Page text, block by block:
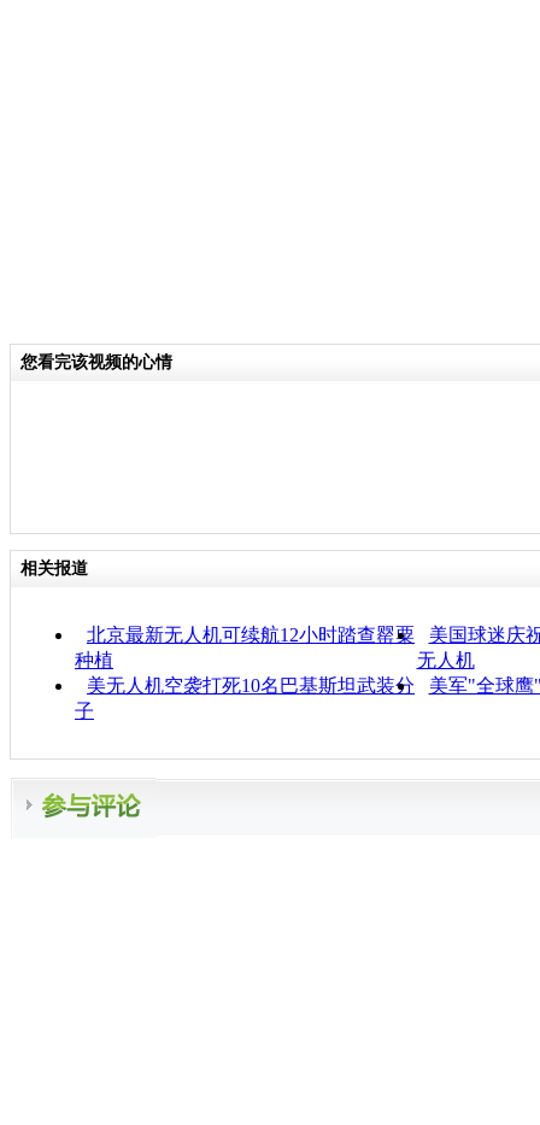
您看完该视频的心情
相关报道
北京最新无人机可续航12小时踏查罂粟
种植
美国球迷庆
无人机
美无人机空袭打死10名巴基斯坦武装分
子
美军"全球鹰